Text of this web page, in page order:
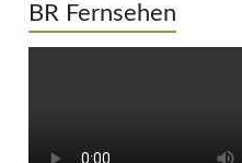
BR Fernsehen